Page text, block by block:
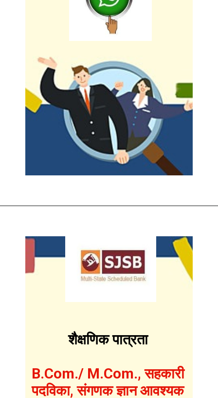
शैक्षणिक पात्रता
B.Com./ M.Com., सहकारी
पदविका, संगणक ज्ञान आवश्यक